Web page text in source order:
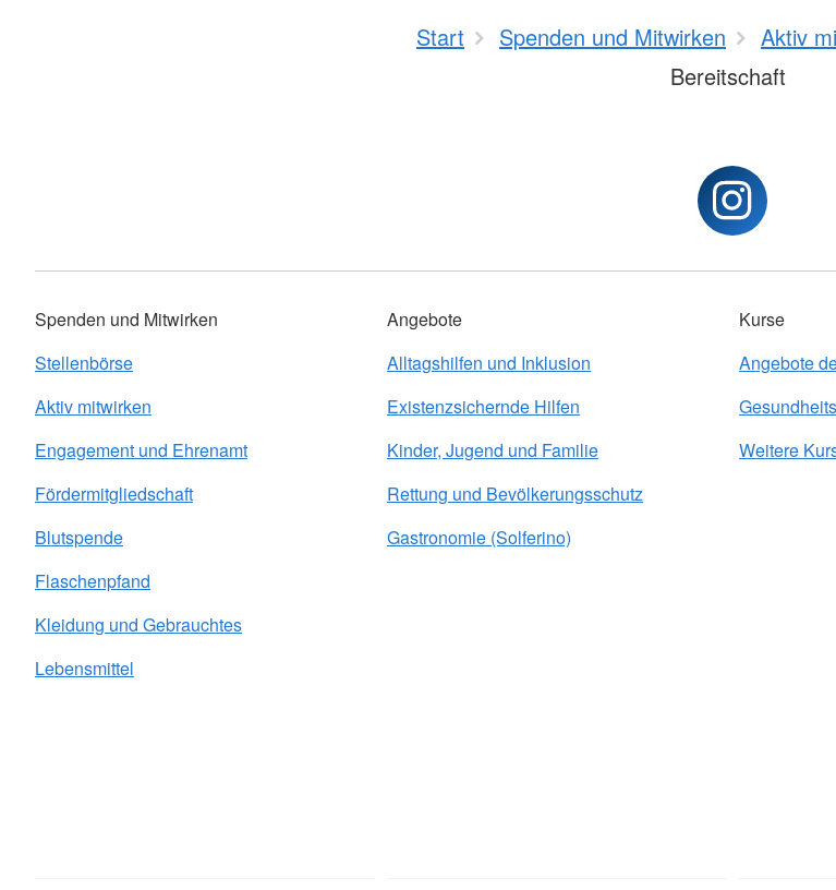
Start Spenden und Mitwirken Aktiv
Bereitschaft
Spenden und Mitwirken
Stellenbörse
Aktiv mitwirken
Engagement und Ehrenamt
Fördermitgliedschaft
Blutspende
Flaschenpfand
Kleidung und Gebrauchtes
Lebensmittel
Angebote
Alltagshilfen und Inklusion
Existenzsichernde Hilfen
Kinder, Jugend und Familie
Rettung und Bevölkerungsschutz
Gastronomie (Solferino)
Kurse
Angebote
Weitere